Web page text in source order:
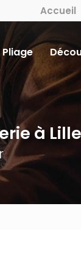
Accueil
Pliage
à Lille